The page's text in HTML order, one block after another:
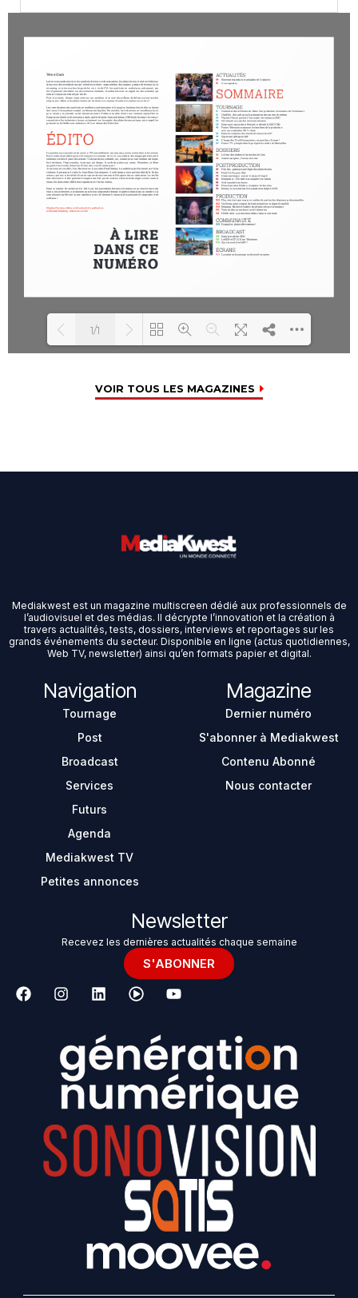
1/1
VOIR TOUS LES MAGAZINES
Mediakwest est un magazine multiscreen dédié aux professionnels de
l’audiovisuel et des médias. Il décrypte l’innovation et la création à
travers actualités, tests, dossiers, interviews et reportages sur les
grands événements du secteur. Disponible en ligne (actus quotidiennes,
Web TV, newsletter) ainsi qu’en formats papier et digital.
Navigation
Tournage
Post
Broadcast
Services
Futurs
Agenda
Mediakwest TV
Petites annonces
Magazine
Dernier numéro
S'abonner à Mediakwest
Contenu Abonné
Nous contacter
Newsletter
Recevez les dernières actualités chaque semaine
S'ABONNER